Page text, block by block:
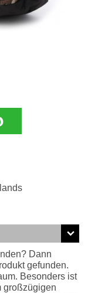
Dann
gefunden.
Besonders ist
großzügigen